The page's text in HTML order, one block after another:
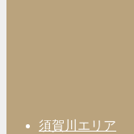
須賀川エリア